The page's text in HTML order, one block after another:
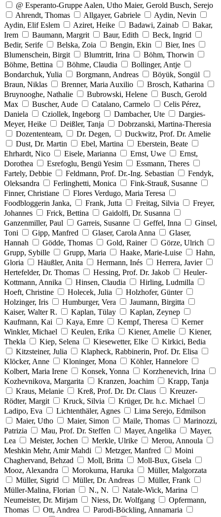
@ Esperanto-Gruppe Aalen, Utho Maier, Gerold Busch, Serejo
Ahrendt, Thomas
Allgayer, Gabriele
Aydin, Nevin
Aydin, Elif Eslem
Aziret, Heike Badawi, Zainab
Bakar,
Irem
Baumann, Margrit Baur, Edith
Beck, Ingrid
Bedir, Serife
Belska, Zoia Bengin, Ekin
Bier, Ines
Blumenschein, Birgit
Blumtritt, Irina
Böhm, Thorwin
Böhme, Bettina
Böhme, Claudia
Bollinger, Antje
Bondarchuk, Yulia
Borgmann, Andreas
Böyük, Songül
Braun, Niklas
Brenner, Maria Auxilio
Brosch, Katharina
Bruynooghe, Nathalie
Bubrowski, Helene
Busch, Gerold
Max
Buscher, Aude Catalano, Carmelo
Celis Pérez,
Daniela
Cziollek, Ingeborg Dambacher, Ute
Dargies-
Meyer, Heike
Deißler, Tanja
Dobrzanski, Martina-Theresia
Dozententeam,
Dr. Degen,
Duckwitz, Prof. Dr. Amelie
Dust, Dr. Martin
Ebel, Martina
Eberstein, Beate
Ehrhardt, Nico
Eisele, Marianna Ernst, Uwe
Ernst,
Dorothea
Esrefoglu, Bengü Yesim
Essmann, Theres
Fartely, Debbie
Feldmann, Prof. Dr.-Ing. Sebastian
Fendyk,
Oleksandra
Ferlinghetti, Monica
Fink-Strauß, Susanne
Finner, Christiane
Flores Verdugo, Maria Teresa
Foodbloggerin Janka,
Frank, Jutta Freitag, Silvia
Freyer,
Johannes
Frick, Bettina
Gaidolfi, Dr. Susanna
Ganzenmiller, Paul
Garreis, Susanne Geffel, Inna
Ginsel,
Toni
Gipp, Manfred Glaser, Carola Anna
Glaser,
Hannah
Gödde, Thomas Gold, Rainer
Görze, Ulrich
Grupp, Sybille
Grupp, Maria Haake, Marie-Luise
Hahn,
Gloria
Häußler, Anita Hermann, Inés
Herrera, Javier
Hertefelder, Dr. Thomas
Hessing, Prof. Dr. Jakob
Heuler-
Kottmann, Annika
Hinsen, Claudia
Hirling, Ludmilla
Hoeft, Christine
Holecek, Julia
Holzhofer, Günter
Holzinger, Iris
Humburger, Vera
Jaumann, Birgitta
Kaiser, Walter R.
Kaplan, Tülay
Kaplan, Zeynep
Kaufmann, Kai
Kaya, Emre Kempf, Theresa
Kerner
Winkler, Michael
Keulen, Erika Kiener, Amelie
Kiener,
Thekla
Kiep, Selena Kiesewetter, Elke
Kirkici, Bedia
Kitzsteiner, Julia
Klapheck, Rabbinerin, Prof. Dr. Elisa
Klöcker, Anne
Kloninger, Mona
Köhler, Hannelore
Kolbert, Maria Irene
Konsek, Yonna
Korzhenevich, Irina
Kozhevnikova, Margarita
Kranzen, Joachim
Krapp, Tanja
Kraus, Melanie
Kreß, Prof. Dr. Dr. Claus
Kreuzer-
Rödter, Margit
Kruck, Silvia
Krüger, Dr. h.c. Michael
Ladipo, Eva
Lichtenthäler, Agnes
Lima Serejo, Edmilson
Maier, Utho
Maier, Simon Maile, Thomas
Marinozzi,
Patrizia
Mau, Prof. Dr. Steffen Mayer, Angelika
Mayer,
Lea
Meister, Jochen Merkle, Ulrike
Merou, Annoula
Meshkin Mehr, Amir Mahdi
Metzger, Manfred
Moini
Chaghervand, Behzad
Moll, Britta
Moll-Bux, Gisela
Mooz, Alexandra
Morokuma, Haruka
Müller, Malgorzata
Müller, Sigrid
Müller, Dr. Andreas
Müller, Frank
Müller-Malina, Florian
N., N.
Natale-Wick, Marina
Neumeister, Dr. Mirjam
Niess, Dr. Wolfgang
Opfermann,
Thomas
Ott, Andrea
Parodi-Böckling, Annamaria